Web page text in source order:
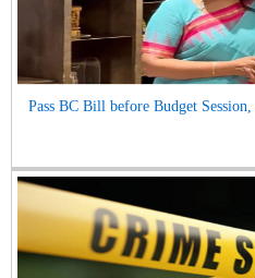
Pass BC Bill before Budget